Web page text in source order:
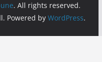
. All rights reserved.
Powered by WordPress.